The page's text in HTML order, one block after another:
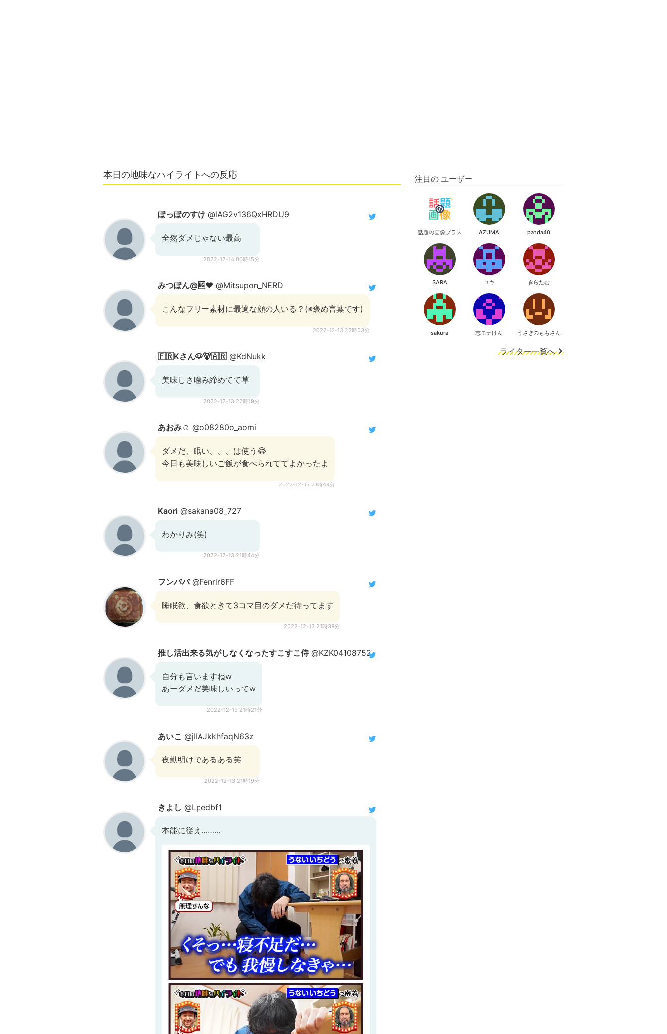
本日の地味なハイライトへの反応
ぽっぽのすけ @lAG2v136QxHRDU9
全然ダメじゃない最高
2022-12-14 00時15分
みつぽん@🆖❤️ @Mitsupon_NERD
こんなフリー素材に最適な顔の人いる？(※褒め言葉です)
2022-12-13 22時53分
🇫🇷Kさん🐶🐻🇦🇷@KdNukk
美味しさ噛み締めてて草
2022-12-13 22時19分
あおみ☺︎ @o08280o_aomi
ダメだ、眠い、、、は使う😂
今日も美味しいご飯が食べられててよかったよ
2022-12-13 21時44分
Kaori @sakana08_727
わかりみ(笑)
2022-12-13 21時44分
フンババ@Fenrir6FF
睡眠欲、食欲ときて3コマ目のダメだ待ってます
2022-12-13 21時38分
推し活出来る気がしなくなったすこすこ侍@KZK04108752
自分も言いますねw
あーダメだ美味しいってw
2022-12-13 21時21分
あいこ @jIIAJkkhfaqN63z
夜勤明けであるある笑
2022-12-13 21時19分
きよし @Lpedbf1
本能に従え………
注目の ユーザー
話題の画像プラス AZUMA panda40
SARA ユキ きらたむ
sakura 志モナけん うさぎのももさん
ライター一覧へ